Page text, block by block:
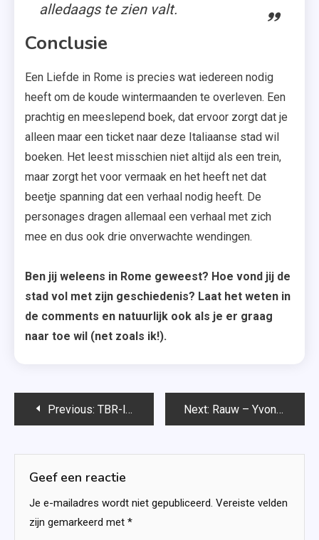
alledaags te zien valt.
Conclusie
Een Liefde in Rome is precies wat iedereen nodig
heeft om de koude wintermaanden te overleven. Een
prachtig en meeslepend boek, dat ervoor zorgt dat je
alleen maar een ticket naar deze Italiaanse stad wil
boeken. Het leest misschien niet altijd als een trein,
maar zorgt het voor vermaak en het heeft net dat
beetje spanning dat een verhaal nodig heeft. De
personages dragen allemaal een verhaal met zich
mee en dus ook drie onverwachte wendingen.
Ben jij weleens in Rome geweest? Hoe vond jij de
stad vol met zijn geschiedenis? Laat het weten in
de comments en natuurlijk ook als je er graag
naar toe wil (net zoals ik!).
Bericht
Previous: TBR-lijstje voor november en december ’16 Next: Rauw – Yvonne Deinert
Geef een reactie
Je e-mailadres wordt niet gepubliceerd. Vereiste velden
zijn gemarkeerd met *